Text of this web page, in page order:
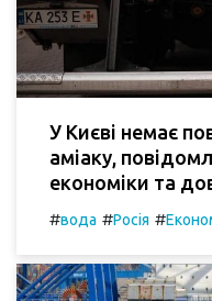
У Києві немає
аміаку,
економіки та
#вода #Росія #